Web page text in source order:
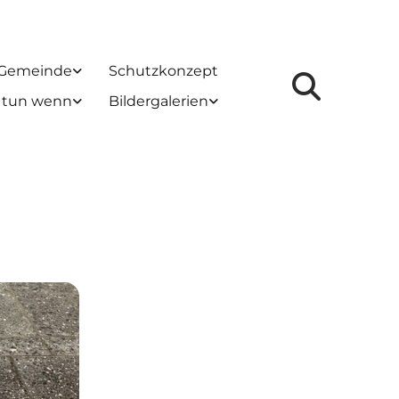
Schutzkonzept
tun wenn
Bildergalerien